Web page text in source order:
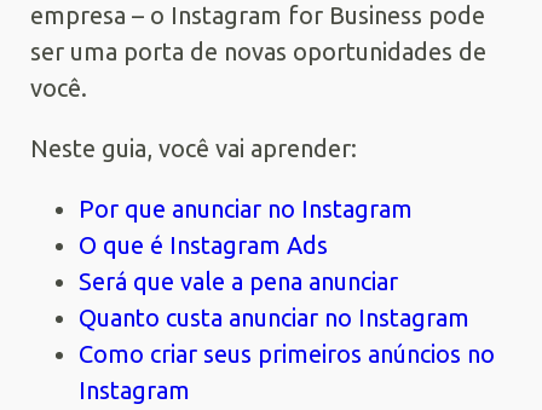
empresa – o Instagram for Business pode
ser uma porta de novas oportunidades de
você.
Neste guia, você vai aprender:
Por que anunciar no Instagram
O que é Instagram Ads
Será que vale a pena anunciar
Quanto custa anunciar no Instagram
Como criar seus primeiros anúncios no
Instagram